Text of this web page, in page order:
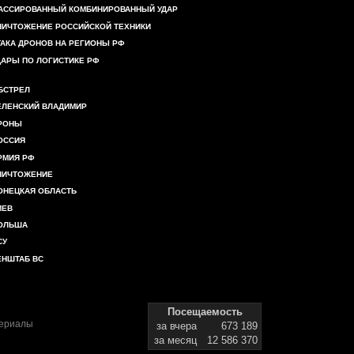
КОМБИНИРОВАННЫЙ УДАР
РОССИЙСКОЙ ТЕХНИКИ
ДРОНОВ НА РЕГИОНЫ РФ
ПО ЛОГИСТИКЕ РФ
ВЛАДИМИР
РФ
ОБЛАСТЬ
ВС
Посещаемость
за вчера
673 189
за месяц
12 586 370